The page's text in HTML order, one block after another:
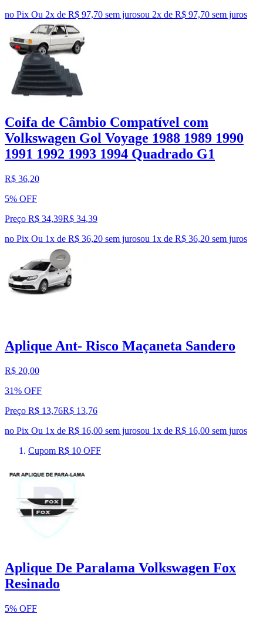
no Pix Ou 2x de R$ 97,70 sem jurosou 2x de R$ 97,70 sem juros
Coifa de Câmbio Compatível com
Volkswagen Gol Voyage 1988 1989 1990
1991 1992 1993 1994 Quadrado G1
R$ 36,20
5% OFF
Preço R$ 34,39R$ 34,39
no Pix Ou 1x de R$ 36,20 sem jurosou 1x de R$ 36,20 sem juros
Aplique Ant- Risco Maçaneta Sandero
R$ 20,00
31% OFF
Preço R$ 13,76R$ 13,76
no Pix Ou 1x de R$ 16,00 sem jurosou 1x de R$ 16,00 sem juros
Cupom R$ 10 OFF
Aplique De Paralama Volkswagen Fox
Resinado
5% OFF